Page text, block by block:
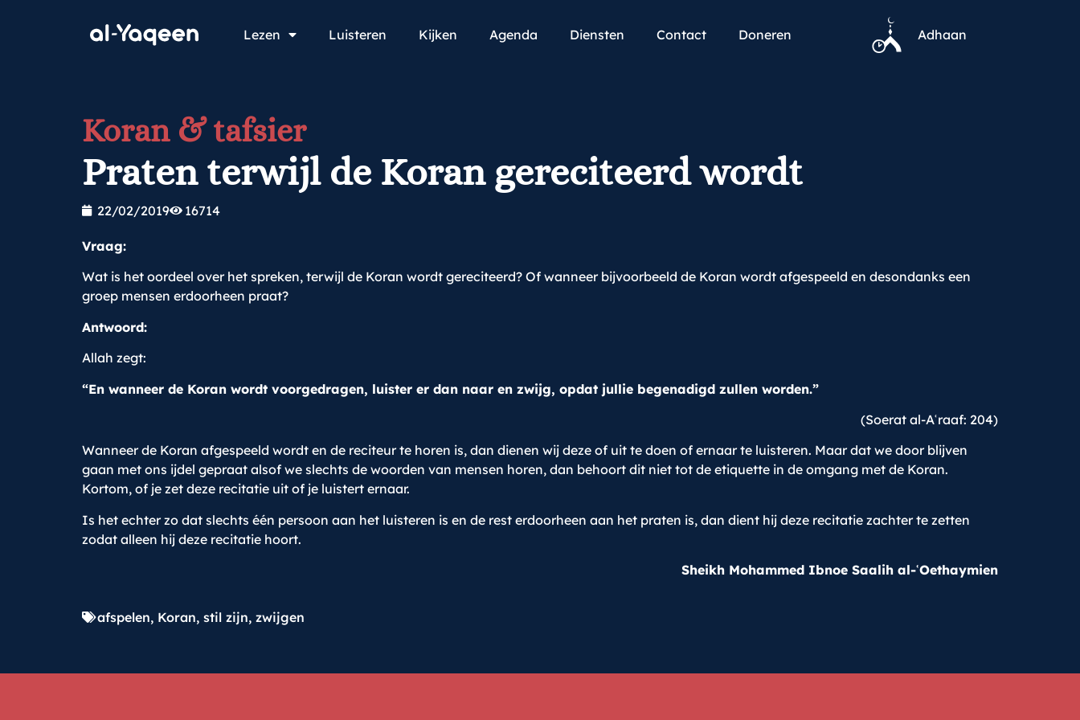
Lezen Luisteren Kijken Agenda Diensten Contact Doneren Adhaan
Koran & tafsier
Praten terwijl de Koran gereciteerd wordt
22/02/2019 16714
Vraag:
Wat is het oordeel over het spreken, terwijl de Koran wordt gereciteerd? Of wanneer bijvoorbeeld de Koran wordt afgespeeld en desondanks een
groep mensen erdoorheen praat?
Antwoord:
Allah zegt:
“En wanneer de Koran wordt voorgedragen, luister er dan naar en zwijg, opdat jullie begenadigd zullen worden.”
(Soerat al-Aʿraaf: 204)
Wanneer de Koran afgespeeld wordt en de reciteur te horen is, dan dienen wij deze of uit te doen of ernaar te luisteren. Maar dat we door blijven
gaan met ons ijdel gepraat alsof we slechts de woorden van mensen horen, dan behoort dit niet tot de etiquette in de omgang met de Koran.
Kortom, of je zet deze recitatie uit of je luistert ernaar.
Is het echter zo dat slechts één persoon aan het luisteren is en de rest erdoorheen aan het praten is, dan dient hij deze recitatie zachter te zetten
zodat alleen hij deze recitatie hoort.
Sheikh Mohammed Ibnoe Saalih al-ʿOethaymien
afspelen, Koran, stil zijn, zwijgen